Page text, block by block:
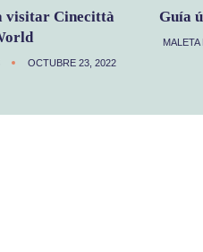
visitar Cinecittà
OCTUBRE 23, 2022
Guía
MALETA